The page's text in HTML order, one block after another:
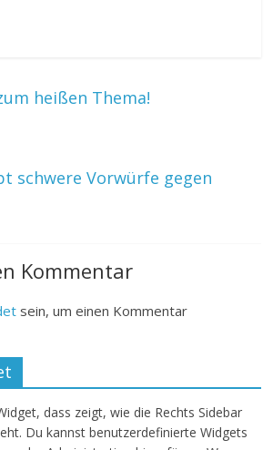
heißen Thema!
schwere Vorwürfe gegen
Kommentar
sein, um einen Kommentar
dass zeigt, wie die Rechts Sidebar
Du kannst benutzerdefinierte Widgets